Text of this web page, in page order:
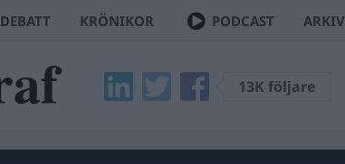
DEBATT KRÖNIKOR PODCAST ARKIV
13K följare